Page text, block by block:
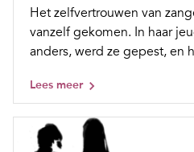
Het zelfvertrouwen van
vanzelf gekomen. In haar
anders, werd ze gepest, en
Lees meer